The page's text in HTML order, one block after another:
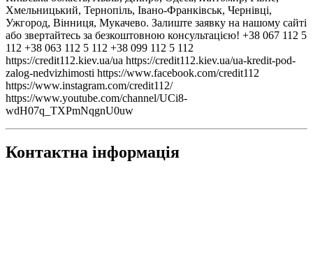
Хмельницький, Тернопіль, Івано-Франківськ, Чернівці,
Ужгород, Вінниця, Мукачево. Залиште заявку на нашому сайті
або звертайтесь за безкоштовною консультацією! +38 067 112 5
112 +38 063 112 5 112 +38 099 112 5 112
https://credit112.kiev.ua/ua https://credit112.kiev.ua/ua-kredit-pod-
zalog-nedvizhimosti https://www.facebook.com/credit112
https://www.instagram.com/credit112/
https://www.youtube.com/channel/UCi8-
wdH07q_TXPmNqgnU0uw
Контактна інформація